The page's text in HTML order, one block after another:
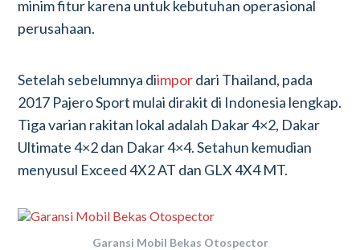
minim fitur karena untuk kebutuhan operasional
perusahaan.
Setelah sebelumnya diimpordari Thailand, pada
2017 Pajero Sport mulai dirakit di Indonesia lengkap.
Tiga varian rakitan lokal adalah Dakar 4×2, Dakar
Ultimate 4×2 dan Dakar 4×4. Setahun kemudian
menyusul Exceed 4X2 AT dan GLX 4X4 MT.
Garansi Mobil Bekas Otospector